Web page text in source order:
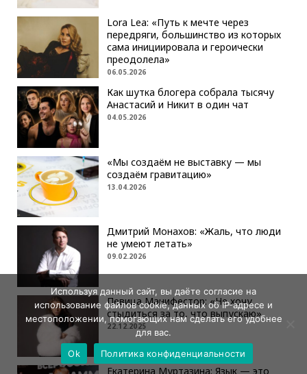
Lora Lea: «Путь к мечте через
передряги, большинство из которых
сама инициировала и героически
преодолела»
06.05.2026
Как шутка блогера собрала тысячу
Анастасий и Никит в один чат
04.05.2026
«Мы создаём не выставку — мы
создаём гравитацию»
13.04.2026
Дмитрий Монахов: «Жаль, что люди
не умеют летать»
09.02.2026
Певица Манифестор: «Не хочу
стыдиться за то, что выпускаю»
22.12.2025
Екатерина Муртазина: Язык — это
Используя данный сайт, вы даёте согласие на
использование файлов cookie, данных об IP-адресе и
местоположении, помогающих нам сделать его удобнее
для вас.
Ok
Политика конфиденциальности